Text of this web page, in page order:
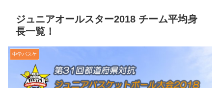
ジュニアオールスター2018 チーム平均身
長一覧！
中学バスケ